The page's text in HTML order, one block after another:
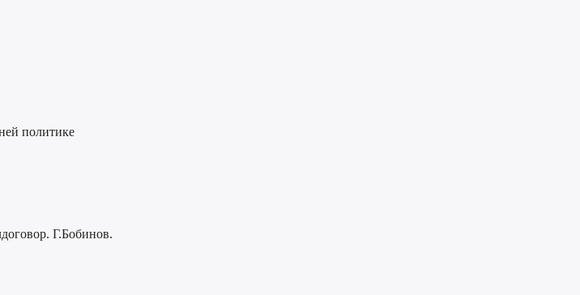
политике
Г.Бобинов.